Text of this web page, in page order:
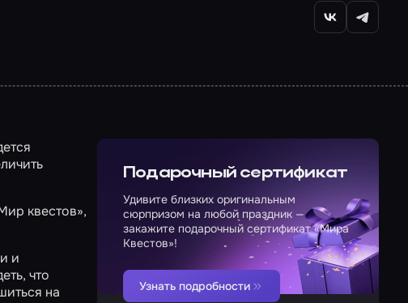
квестов»,
и
что
на
Подарочный сертификат
Удивите близких оригинальным
сюрпризом на любой праздник —
закажите подарочный сертификат «Мира
Квестов»!
Узнать подробности